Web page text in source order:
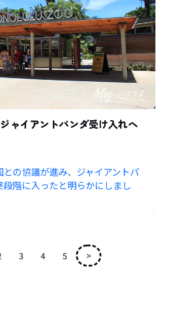
ャイアントパンダ受け入れへ
の協議が進み、ジャイアントパ
段階に入ったと明らかにしまし
3 4 5 >